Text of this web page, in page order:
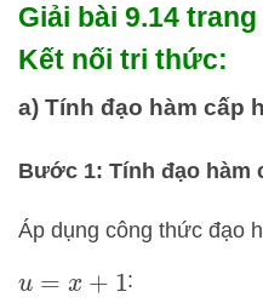
Giải bài 9.14 trang
Kết nối tri thức:
a) Tính đạo hàm cấp
Bước 1: Tính đạo hàm
Áp dụng công thức đạo
u =x +1 :